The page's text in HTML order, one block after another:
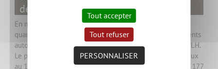
défavorable
En matière de production de logements, les objectifs
quantitatifs sont globalement atteints avec 1 376 logements
autorisés entre 2021 et 2023, soit 56% des objectifs du PLH.
Le parc social, composé de 1214 logements locatifs sociaux
au 1
janvier 2024, continue quant à lui de s’étoffer avec 177
Tout accepter
Tout refuser
PERSONNALISER